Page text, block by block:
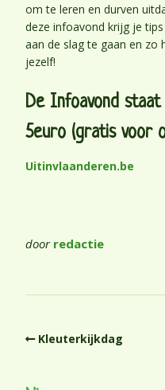
om te leren en durven
deze infoavond krijg je
aan de slag te gaan en zo
jezelf!
De Infoavond
5euro (gratis voor
Uitinvlaanderen.be
door redactie
Kleuterkijkdag